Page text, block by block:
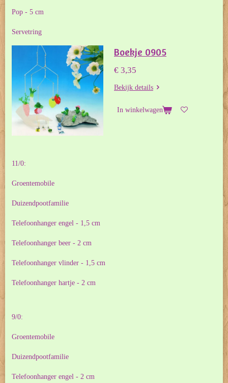
Pop - 5 cm
Servetring
Boekje 0905
€ 3,35
Bekijk details
In winkelwagen
11/0:
Groentemobile
Duizendpootfamilie
Telefoonhanger engel - 1,5 cm
Telefoonhanger beer - 2 cm
Telefoonhanger vlinder - 1,5 cm
Telefoonhanger hartje - 2 cm
9/0:
Groentemobile
Duizendpootfamilie
Telefoonhanger engel - 2 cm